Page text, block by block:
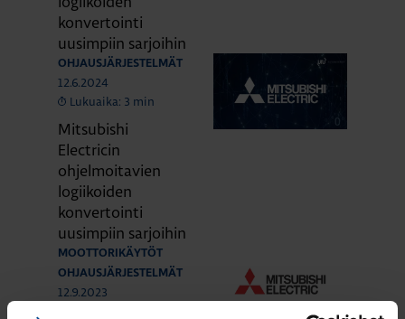
konvertointi
uusimpiin sarjoihin
OHJAUSJÄRJESTELMÄT
12.6.2024
Lukuaika: 3 min
Mitsubishi
Electricin
ohjelmoitavien
logiikoiden
konvertointi
uusimpiin sarjoihin
MOOTTORIKÄYTÖT
OHJAUSJÄRJESTELMÄT
12.9.2023